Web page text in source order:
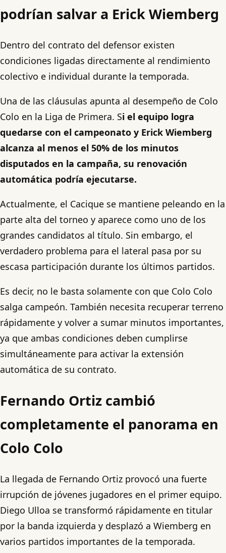
podrían salvar a Erick Wiemberg
Dentro del contrato del defensor existen
condiciones ligadas directamente al rendimiento
colectivo e individual durante la temporada.
Una de las cláusulas apunta al desempeño de Colo
Colo en la Liga de Primera. Si el equipo logra
quedarse con el campeonato y Erick Wiemberg
alcanza al menos el 50% de los minutos
disputados en la campaña, su renovación
automática podría ejecutarse.
Actualmente, el Cacique se mantiene peleando en la
parte alta del torneo y aparece como uno de los
grandes candidatos al título. Sin embargo, el
verdadero problema para el lateral pasa por su
escasa participación durante los últimos partidos.
Es decir, no le basta solamente con que Colo Colo
salga campeón. También necesita recuperar terreno
rápidamente y volver a sumar minutos importantes,
ya que ambas condiciones deben cumplirse
simultáneamente para activar la extensión
automática de su contrato.
Fernando Ortiz cambió
completamente el panorama en
Colo Colo
La llegada de Fernando Ortiz provocó una fuerte
irrupción de jóvenes jugadores en el primer equipo.
Diego Ulloa se transformó rápidamente en titular
por la banda izquierda y desplazó a Wiemberg en
varios partidos importantes de la temporada.